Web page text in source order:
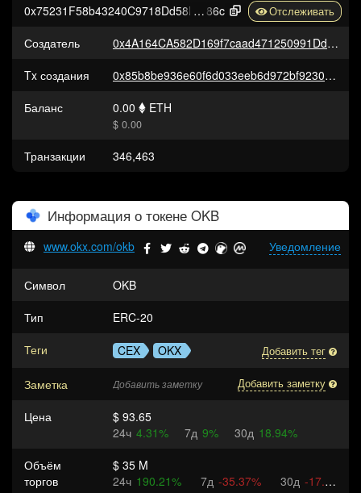
0x75231F58b43240C9718Dd58B4967c5114342a
86c
Создатель
0x4A164CA582D169f7caad471250991Dd861ddA981
Tx создания
0x85b8be936e60f6d033eeb6d972bf92307384150b5d2946b3d71af1fee3372a02
Баланс
0.00 ETH
$ 0.00
Транзакции 346,463
Информация о токене OKB
Уведомление
www.okx.com/okb
Символ
OKB
Тип
ERC-20
Теги
CEX OKX Добавить тег
Заметка Добавить заметку Добавить заметку
Цена
$ 93.65
24ч 4.31% 7д 9% 30д 18.94%
Объём
торгов
$ 35 M
24ч 190.21% 7д -35.37% 30д -17.34%